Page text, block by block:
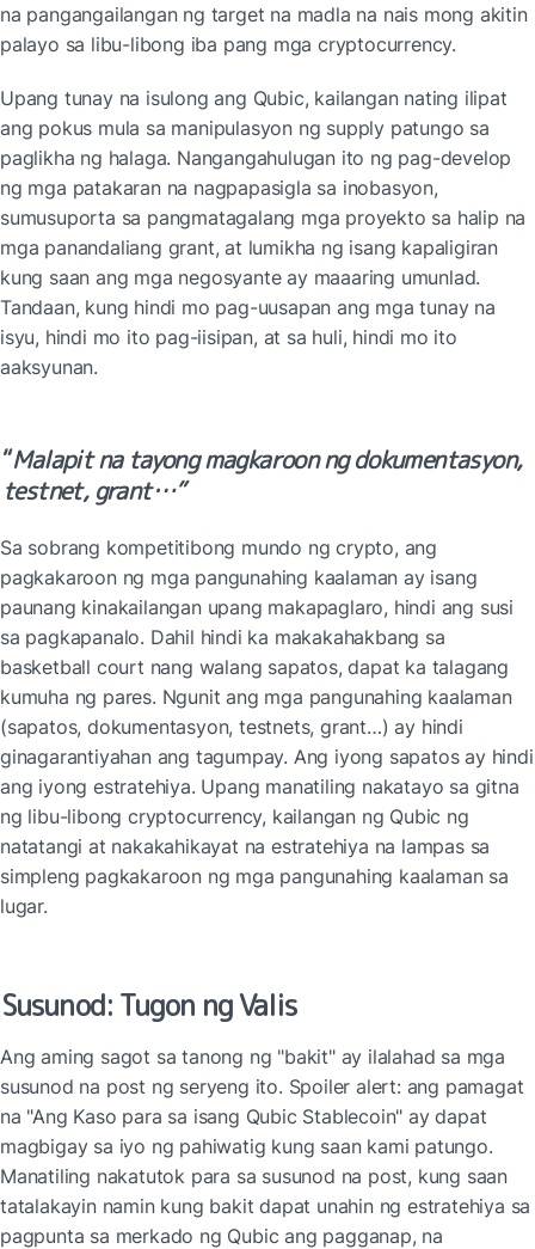
na pangangailangan ng target na madla na nais mong akitin
palayo sa libu-libong iba pang mga cryptocurrency.
Upang tunay na isulong ang Qubic, kailangan nating ilipat
ang pokus mula sa manipulasyon ng supply patungo sa
paglikha ng halaga. Nangangahulugan ito ng pag-develop
ng mga patakaran na nagpapasigla sa inobasyon,
sumusuporta sa pangmatagalang mga proyekto sa halip na
mga panandaliang grant, at lumikha ng isang kapaligiran
kung saan ang mga negosyante ay maaaring umunlad.
Tandaan, kung hindi mo pag-uusapan ang mga tunay na
isyu, hindi mo ito pag-iisipan, at sa huli, hindi mo ito
aaksyunan.
“Malapit na tayong magkaroon ng dokumentasyon,
testnet, grant…”
Sa sobrang kompetitibong mundo ng crypto, ang
pagkakaroon ng mga pangunahing kaalaman ay isang
paunang kinakailangan upang makapaglaro, hindi ang susi
sa pagkapanalo. Dahil hindi ka makakahakbang sa
basketball court nang walang sapatos, dapat ka talagang
kumuha ng pares. Ngunit ang mga pangunahing kaalaman
(sapatos, dokumentasyon, testnets, grant…) ay hindi
ginagarantiyahan ang tagumpay. Ang iyong sapatos ay hindi
ang iyong estratehiya. Upang manatiling nakatayo sa gitna
ng libu-libong cryptocurrency, kailangan ng Qubic ng
natatangi at nakakahikayat na estratehiya na lampas sa
simpleng pagkakaroon ng mga pangunahing kaalaman sa
lugar.
Susunod: Tugon ng Valis
Ang aming sagot sa tanong ng "bakit" ay ilalahad sa mga
susunod na post ng seryeng ito. Spoiler alert: ang pamagat
na "Ang Kaso para sa isang Qubic Stablecoin" ay dapat
magbigay sa iyo ng pahiwatig kung saan kami patungo.
Manatiling nakatutok para sa susunod na post, kung saan
tatalakayin namin kung bakit dapat unahin ng estratehiya sa
pagpunta sa merkado ng Qubic ang pagganap, na